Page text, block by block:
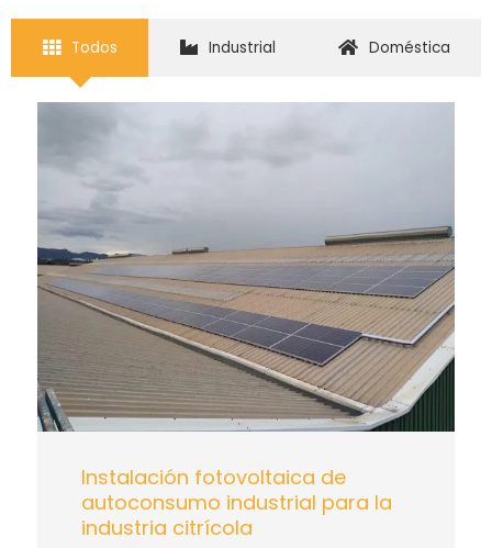
Todos Industrial Doméstica
Instalación fotovoltaica de
autoconsumo industrial para la
industria citrícola